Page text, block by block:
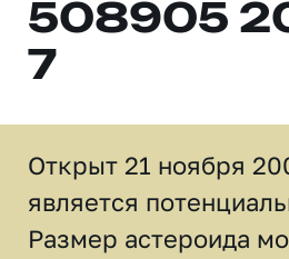
508905
7
Открыт 21 ноября
является
Размер астероида